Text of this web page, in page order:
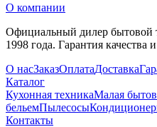
О компании
Официальный дилер бытовой
1998 года. Гарантия качества
О насЗаказОплатаДоставка
Каталог
Кухонная техникаМалая
бельемПылесосы
Контакты